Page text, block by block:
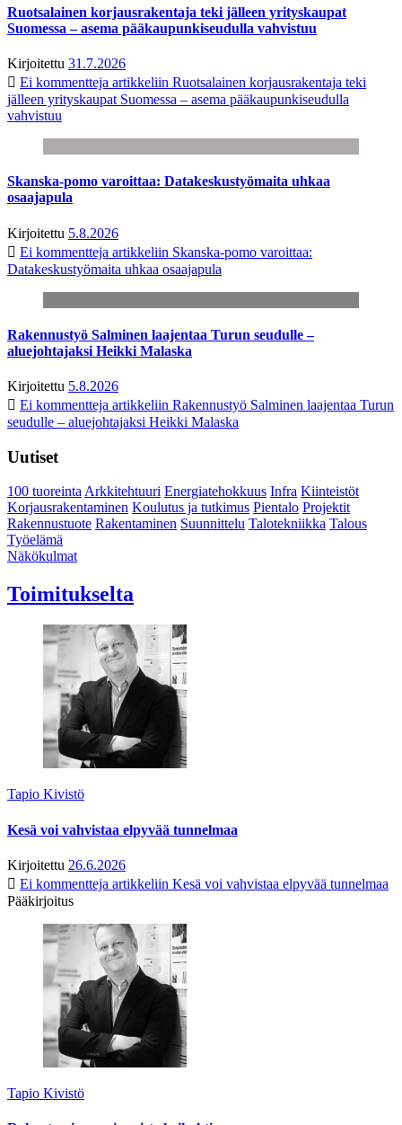
Ruotsalainen korjausrakentaja teki jälleen yrityskaupat
Suomessa – asema pääkaupunkiseudulla vahvistuu
Kirjoitettu 31.7.2026
Ei kommentteja artikkeliin Ruotsalainen korjausrakentaja teki
jälleen yrityskaupat Suomessa – asema pääkaupunkiseudulla
vahvistuu
Skanska-pomo varoittaa: Datakeskustyömaita uhkaa
osaajapula
Kirjoitettu 5.8.2026
Ei kommentteja artikkeliin Skanska-pomo varoittaa:
Datakeskustyömaita uhkaa osaajapula
Rakennustyö Salminen laajentaa Turun seudulle –
aluejohtajaksi Heikki Malaska
Kirjoitettu 5.8.2026
Ei kommentteja artikkeliin Rakennustyö Salminen laajentaa Turun
seudulle – aluejohtajaksi Heikki Malaska
Uutiset
100 tuoreintaArkkitehtuuri Energiatehokkuus Infra Kiinteistöt
Korjausrakentaminen Koulutus ja tutkimus Pientalo Projektit
Rakennustuote Rakentaminen Suunnittelu Talotekniikka Talous
Työelämä
Näkökulmat
Toimitukselta
Tapio Kivistö
Kesä voi vahvistaa elpyvää tunnelmaa
Kirjoitettu 26.6.2026
Ei kommentteja artikkeliin Kesä voi vahvistaa elpyvää tunnelmaa
Pääkirjoitus
Tapio Kivistö